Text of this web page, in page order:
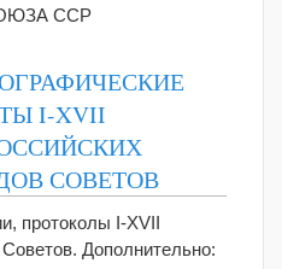
ССР
I-XVII
СОВЕТОВ
протоколы I-XVII
Дополнительно: